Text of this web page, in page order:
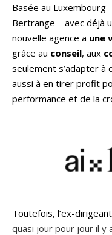
Basée au Luxembourg
Bertrange – avec déjà
nouvelle agence a une
grâce au conseil, aux
seulement s’adapter à
aussi à en tirer profit
performance et de la
Toutefois, l’ex-
quasi jour pour jour il y